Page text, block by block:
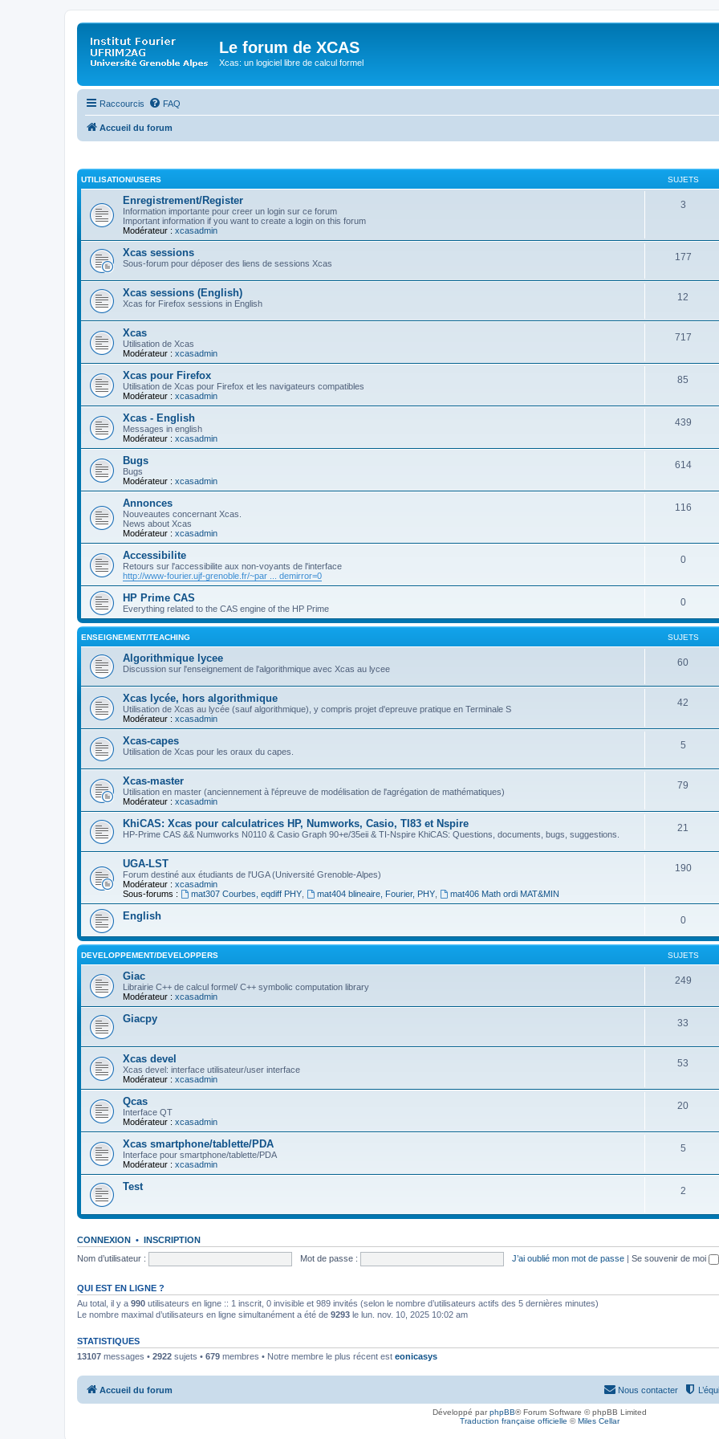
Le forum de XCAS
Xcas: un logiciel libre de calcul formel
Raccourcis FAQ
Accueil du forum
UTILISATION/USERS SUJETS
Enregistrement/Register
Information importante pour creer un login sur ce forum
Important information if you want to create a login on this forum
Modérateur : xcasadmin
3
Xcas sessions
Sous-forum pour déposer des liens de sessions Xcas
177
Xcas sessions (English)
Xcas for Firefox sessions in English
12
Xcas
Utilisation de Xcas
Modérateur : xcasadmin
717
Xcas pour Firefox
Utilisation de Xcas pour Firefox et les navigateurs compatibles
Modérateur : xcasadmin
85
Xcas - English
Messages in english
Modérateur : xcasadmin
439
Bugs
Bugs
Modérateur : xcasadmin
614
Annonces
Nouveautes concernant Xcas.
News about Xcas
Modérateur : xcasadmin
116
Accessibilite
Retours sur l'accessibilite aux non-voyants de l'interface
http://www-fourier.ujf-grenoble.fr/~par ... demirror=0
0
HP Prime CAS
Everything related to the CAS engine of the HP Prime
0
ENSEIGNEMENT/TEACHING SUJETS
Algorithmique lycee
Discussion sur l'enseignement de l'algorithmique avec Xcas au lycee
60
Xcas lycée, hors algorithmique
Utilisation de Xcas au lycée (sauf algorithmique), y compris projet d'epreuve pratique en Terminale S
Modérateur : xcasadmin
42
Xcas-capes
Utilisation de Xcas pour les oraux du capes.
5
Xcas-master
Utilisation en master (anciennement à l'épreuve de modélisation de l'agrégation de mathématiques)
Modérateur : xcasadmin
79
KhiCAS: Xcas pour calculatrices HP, Numworks, Casio, TI83 et Nspire
HP-Prime CAS && Numworks N0110 & Casio Graph 90+e/35eii & TI-Nspire KhiCAS: Questions, documents, bugs, suggestions.
21
UGA-LST
Forum destiné aux étudiants de l'UGA (Université Grenoble-Alpes)
Modérateur : xcasadmin
Sous-forums :
mat307 Courbes, eqdiff PHY, mat404 blineaire, Fourier, PHY, mat406 Math ordi MAT&MIN
190
English 0
DEVELOPPEMENT/DEVELOPPERS SUJETS
Giac
Librairie C++ de calcul formel/ C++ symbolic computation library
Modérateur : xcasadmin
249
Giacpy 33
Xcas devel
Xcas devel: interface utilisateur/user interface
Modérateur : xcasadmin
53
Qcas
Interface QT
Modérateur : xcasadmin
20
Xcas smartphone/tablette/PDA
Interface pour smartphone/tablette/PDA
Modérateur : xcasadmin
5
Test 2
CONNEXION • INSCRIPTION
Nom d’utilisateur :
Mot de passe : J’ai oublié mon mot de passe | Se souvenir de moi
QUI EST EN LIGNE ?
Au total, il y a 990 utilisateurs en ligne :: 1 inscrit, 0 invisible et 989 invités (selon le nombre d’utilisateurs actifs des 5 dernières minutes)
Le nombre maximal d’utilisateurs en ligne simultanément a été de 9293 le lun. nov. 10, 2025 10:02 am
STATISTIQUES
13107 messages • 2922 sujets • 679 membres • Notre membre le plus récent est eonicasys
Accueil du forum Nous contacter
Développé parphpBB® Forum Software © phpBB Limited
Traduction française officielle ©Miles Cellar